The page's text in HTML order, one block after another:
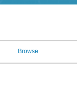
Browse